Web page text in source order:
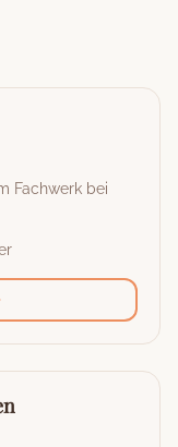
Fachwerk bei